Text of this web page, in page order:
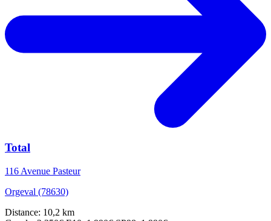
Total
116 Avenue Pasteur
Orgeval (78630)
Distance: 10,2 km